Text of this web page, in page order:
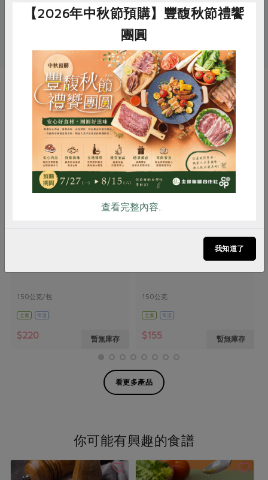
# 胡桃 # 葡萄乾 # 零食 # 核桃
# 堅果
你可能有興趣的產品
150公克/包
全素 常溫
$220 暫無庫存
150公克
全素 常溫
$155 暫無庫存
看更多產品
你可能有興趣的食譜
惜食 RPET 食譜 減硝酸鹽
雞蛋 食安 共同購買
【2026年中秋節預購】豐馥秋節禮饗
團圓
查看完整內容..
我知道了